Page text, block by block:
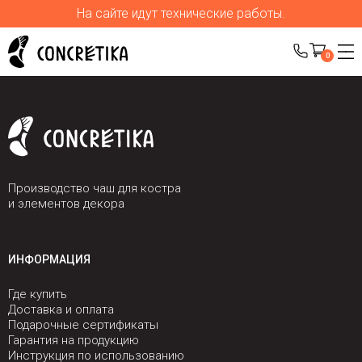
На сайте идут технические работы.
0
Производство чаш для костра
и элементов декора
ИНФОРМАЦИЯ
Где купить
Доставка и оплата
Подарочные сертификаты
Гарантия на продукцию
Инструкция по использованию